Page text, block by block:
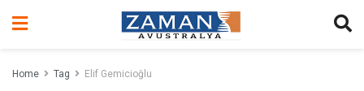
Home Tag Elif Gemicioğlu